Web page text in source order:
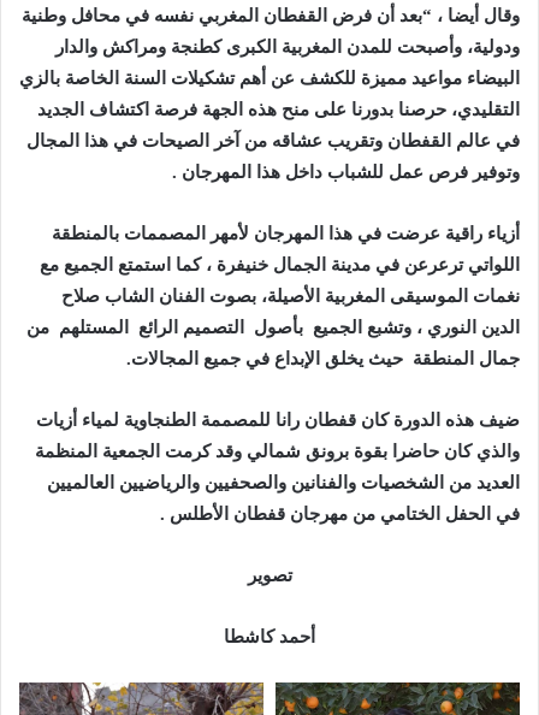
وقال أيضا ، “بعد أن فرض القفطان المغربي نفسه في محافل وطنية
ودولية، وأصبحت للمدن المغربية الكبرى كطنجة ومراكش والدار
البيضاء مواعيد مميزة للكشف عن أهم تشكيلات السنة الخاصة بالزي
التقليدي، حرصنا بدورنا على منح هذه الجهة فرصة اكتشاف الجديد
في عالم القفطان وتقريب عشاقه من آخر الصيحات في هذا المجال
وتوفير فرص عمل للشباب داخل هذا المهرجان .
أزياء راقية عرضت في هذا المهرجان لأمهر المصممات بالمنطقة
اللواتي ترعرعن في مدينة الجمال خنيفرة ، كما استمتع الجميع مع
نغمات الموسيقى المغربية الأصيلة، بصوت الفنان الشاب صلاح
الدين النوري ، وتشبع الجميع بأصول التصميم الرائع المستلهم من
جمال المنطقة حيث يخلق الإبداع في جميع المجالات.
ضيف هذه الدورة كان قفطان رانا للمصممة الطنجاوية لمياء أزيات
والذي كان حاضرا بقوة برونق شمالي وقد كرمت الجمعية المنظمة
العديد من الشخصيات والفنانين والصحفيين والرياضيين العالميين
في الحفل الختامي من مهرجان قفطان الأطلس .
تصوير
أحمد كاشطا